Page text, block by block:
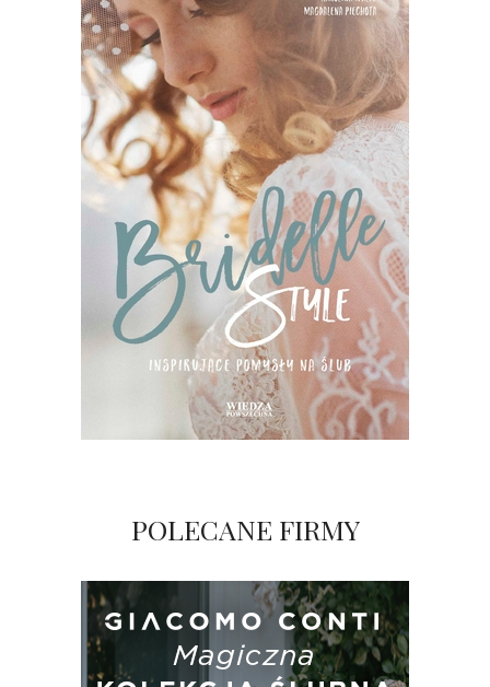
POLECANE FIRMY